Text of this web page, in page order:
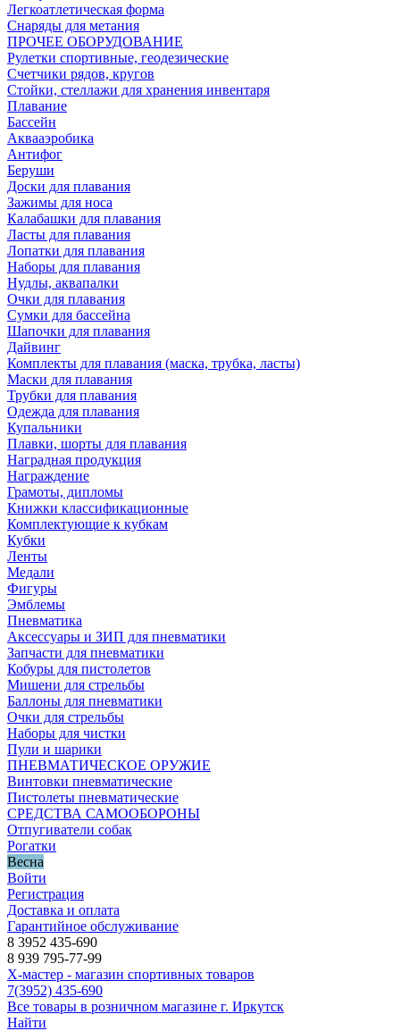
Легкоатлетическая форма
Снаряды для метания
ПРОЧЕЕ ОБОРУДОВАНИЕ
Рулетки спортивные, геодезические
Счетчики рядов, кругов
Стойки, стеллажи для хранения инвентаря
Плавание
Бассейн
Аквааэробика
Антифог
Беруши
Доски для плавания
Зажимы для носа
Калабашки для плавания
Ласты для плавания
Лопатки для плавания
Наборы для плавания
Нудлы, аквапалки
Очки для плавания
Сумки для бассейна
Шапочки для плавания
Дайвинг
Комплекты для плавания (маска, трубка, ласты)
Маски для плавания
Трубки для плавания
Одежда для плавания
Купальники
Плавки, шорты для плавания
Наградная продукция
Награждение
Грамоты, дипломы
Книжки классификационные
Комплектующие к кубкам
Кубки
Ленты
Медали
Фигуры
Эмблемы
Пневматика
Аксессуары и ЗИП для пневматики
Запчасти для пневматики
Кобуры для пистолетов
Мишени для стрельбы
Баллоны для пневматики
Очки для стрельбы
Наборы для чистки
Пули и шарики
ПНЕВМАТИЧЕСКОЕ ОРУЖИЕ
Винтовки пневматические
Пистолеты пневматические
СРЕДСТВА САМООБОРОНЫ
Отпугиватели собак
Рогатки
Весна
Войти
Регистрация
Доставка и оплата
Гарантийное обслуживание
8 3952 435-690
8 939 795-77-99
Х-мастер - магазин спортивных товаров
7(3952) 435-690
Все товары в розничном магазине г. Иркутск
Найти